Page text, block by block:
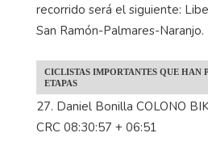
recorrido será el siguiente:
San Ramón-Palmares-Naranjo.
CICLISTAS IMPORTANTES QUE HAN
ETAPAS
27. Daniel Bonilla COLONO
CRC 08:30:57 + 06:51